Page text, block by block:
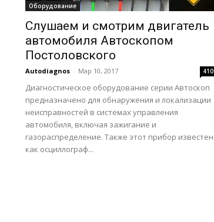
Оборудование
Слушаем и смотрим двигатель
автомобиля Автоскопом
Постоловского
Autodiagnos - Мар 10, 2017 410
Диагностическое оборудование серии Автоскоп
предназначено для обнаружения и локализации
неисправностей в системах управления
автомобиля, включая зажигание и
газораспределение. Также этот прибор известен
как осциллограф...